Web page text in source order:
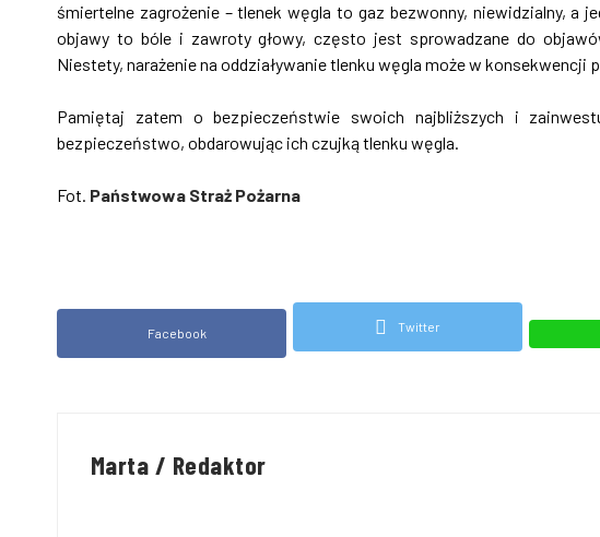
śmiertelne zagrożenie – tlenek węgla to gaz bezwonny, niewidzialny, a
objawy to bóle i zawroty głowy, często jest sprowadzane do
Niestety, narażenie na oddziaływanie tlenku węgla może w
Pamiętaj zatem o bezpieczeństwie swoich najbliższych i
bezpieczeństwo, obdarowując ich czujką tlenku węgla.
Fot. Państwowa Straż Pożarna
Facebook Twitter
Marta / Redaktor